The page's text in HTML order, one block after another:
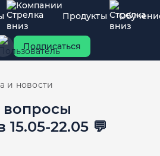
Компании
Продукты
Подписаться
и новости
вопросы
22.05 💬